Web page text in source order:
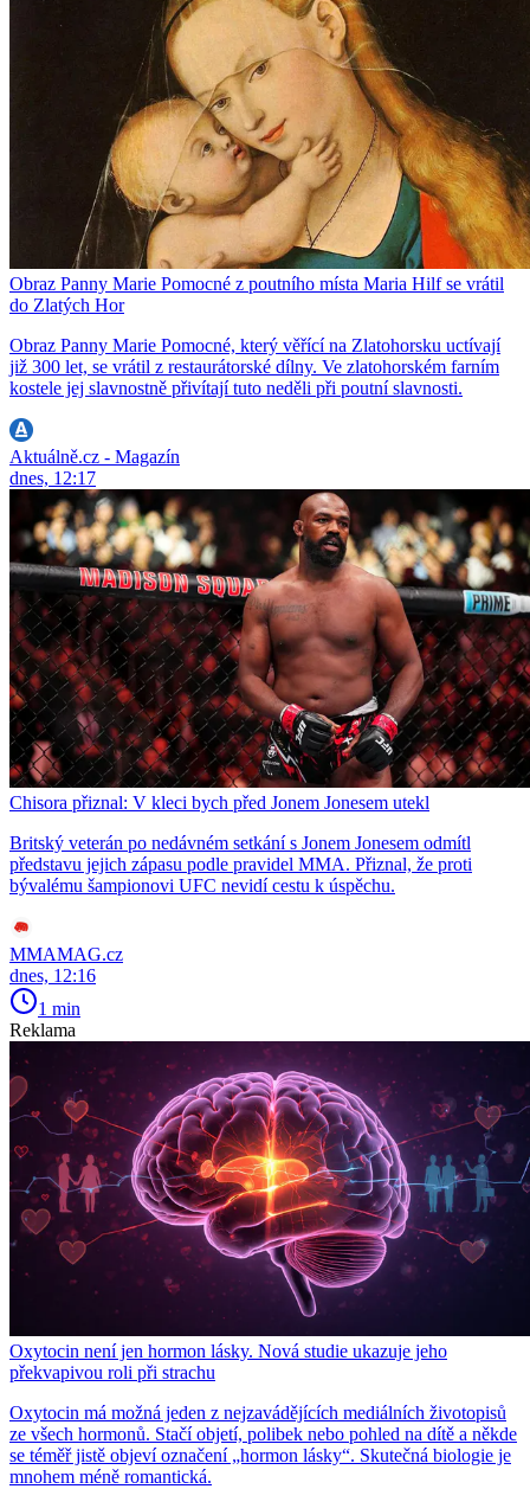
Obraz Panny Marie Pomocné z poutního místa Maria Hilf se vrátil
do Zlatých Hor
Obraz Panny Marie Pomocné, který věřící na Zlatohorsku uctívají
již 300 let, se vrátil z restaurátorské dílny. Ve zlatohorském farním
kostele jej slavnostně přivítají tuto neděli při poutní slavnosti.
Aktuálně.cz - Magazín
dnes, 12:17
Chisora přiznal: V kleci bych před Jonem Jonesem utekl
Britský veterán po nedávném setkání s Jonem Jonesem odmítl
představu jejich zápasu podle pravidel MMA. Přiznal, že proti
bývalému šampionovi UFC nevidí cestu k úspěchu.
MMAMAG.cz
dnes, 12:16
1 min
Reklama
Oxytocin není jen hormon lásky. Nová studie ukazuje jeho
překvapivou roli při strachu
Oxytocin má možná jeden z nejzavádějících mediálních životopisů
ze všech hormonů. Stačí objetí, polibek nebo pohled na dítě a někde
se téměř jistě objeví označení „hormon lásky“. Skutečná biologie je
mnohem méně romantická.